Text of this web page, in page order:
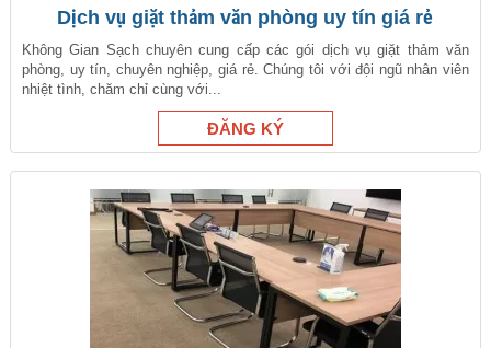
Dịch vụ giặt thảm văn phòng uy tín giá rẻ
Không Gian Sạch chuyên cung cấp các gói dịch vụ giặt thảm văn
phòng, uy tín, chuyên nghiệp, giá rẻ. Chúng tôi với đội ngũ nhân viên
nhiệt tình, chăm chỉ cùng với...